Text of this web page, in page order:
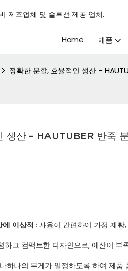
제조업체 및 솔루션 제공 업체.
Home 제품
정확한 분할, 효율적인 생산 –
생산 – HAUTUBER 반죽
에 이상적 : 사용이 간편하여 가정 제
하고 컴팩트한 디자인으로, 예산이
하나의 무게가 일정하도록 하여 제품